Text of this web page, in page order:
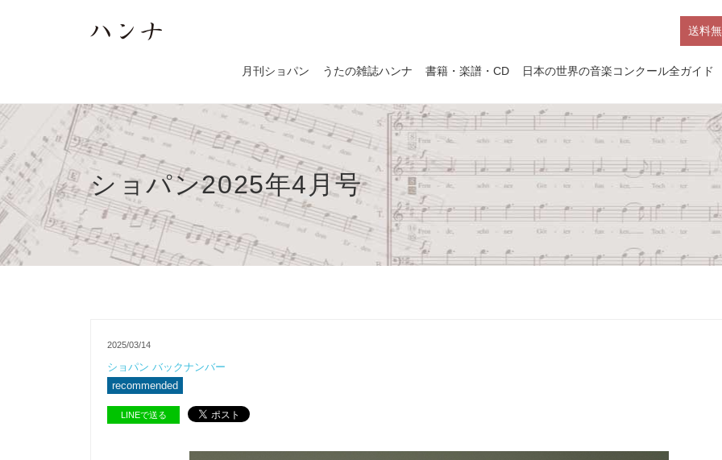
送料
月刊ショパン うたの雑誌ハンナ 書籍・楽譜・CD 日本の世界の音楽コンクール全ガイド
ショパン2025年4月号
2025/03/14
ショパン バックナンバー
recommended
LINEで送る